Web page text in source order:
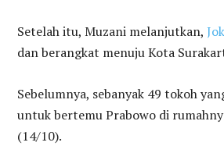
Setelah itu, Muzani melanjutkan,
dan berangkat menuju Kota
Sebelumnya, sebanyak 49 tokoh
untuk bertemu Prabowo di
(14/10).